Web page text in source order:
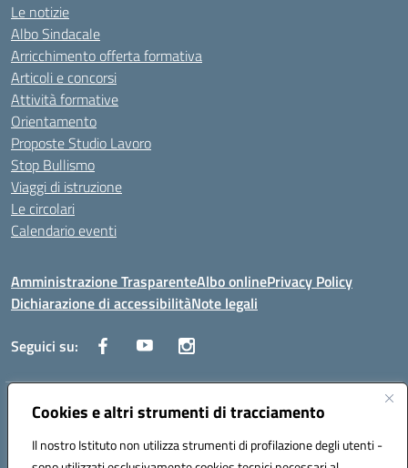
Cookies e altri strumenti di tracciamento
Il nostro Istituto non utilizza strumenti di profilazione degli utenti -
Le notizie
Albo Sindacale
Arricchimento offerta formativa
Articoli e concorsi
Attività formative
Orientamento
Proposte Studio Lavoro
Stop Bullismo
Viaggi di istruzione
Le circolari
Calendario eventi
Amministrazione TrasparenteAlbo onlinePrivacy Policy
Dichiarazione di accessibilitàNote legali
Seguici su:
Indirizzo:Corso Fornari, 1 - 70056 Molfetta
Posta elettronica certificata (PEC):BARH04000D@pec.istruzione.it